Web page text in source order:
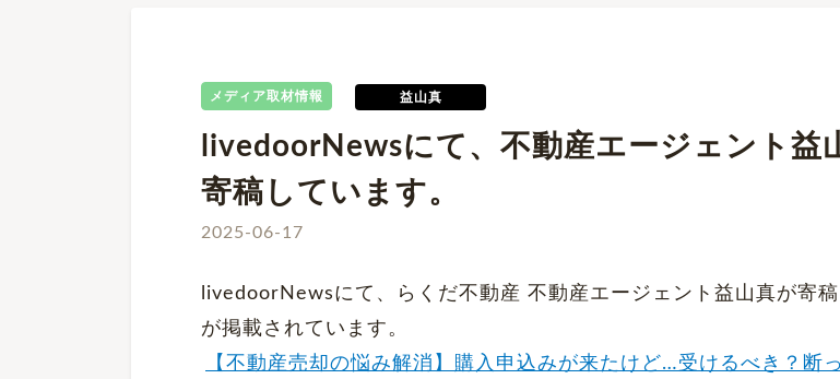
メディア取材情報 益山真
livedoorNewsにて、不動産エージェント益
寄稿しています。
2025-06-17
livedoorNewsにて、らくだ不動産 不動産エージェント益山真が寄
が掲載されています。
【不動産売却の悩み解消】購入申込みが来たけど…受けるべき？断